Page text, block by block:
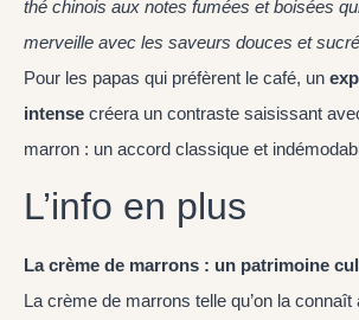
thé chinois aux notes fumées et boisées
merveille avec les saveurs douces et
Pour les papas qui préfèrent le café, un
intense créera un contraste saisissant
marron : un accord classique et
L’info en plus
La crème de marrons : un patrimoine
La crème de marrons telle qu’on la connaît